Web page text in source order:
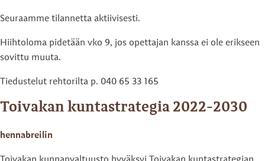
Seuraamme tilannetta aktiivisesti.
Hiihtoloma pidetään vko 9, jos opettajan kanssa ei ole erikseen
sovittu muuta.
Tiedustelut rehtorilta p. 040 65 33 165
Toivakan kuntastrategia 2022-2030
hennabreilin